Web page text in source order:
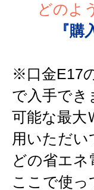
どのよ
『購
※口金E17
で入手でき
可能な最大
用いただ
どの省エ
ここで使